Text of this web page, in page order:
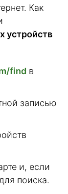
Как
устройств
find в
записью
и, если
поиска.